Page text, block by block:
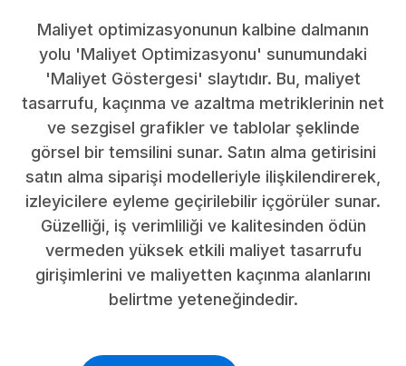
Maliyet optimizasyonunun kalbine dalmanın
yolu 'Maliyet Optimizasyonu' sunumundaki
'Maliyet Göstergesi' slaytıdır. Bu, maliyet
tasarrufu, kaçınma ve azaltma metriklerinin net
ve sezgisel grafikler ve tablolar şeklinde
görsel bir temsilini sunar. Satın alma getirisini
satın alma siparişi modelleriyle ilişkilendirerek,
izleyicilere eyleme geçirilebilir içgörüler sunar.
Güzelliği, iş verimliliği ve kalitesinden ödün
vermeden yüksek etkili maliyet tasarrufu
girişimlerini ve maliyetten kaçınma alanlarını
belirtme yeteneğindedir.